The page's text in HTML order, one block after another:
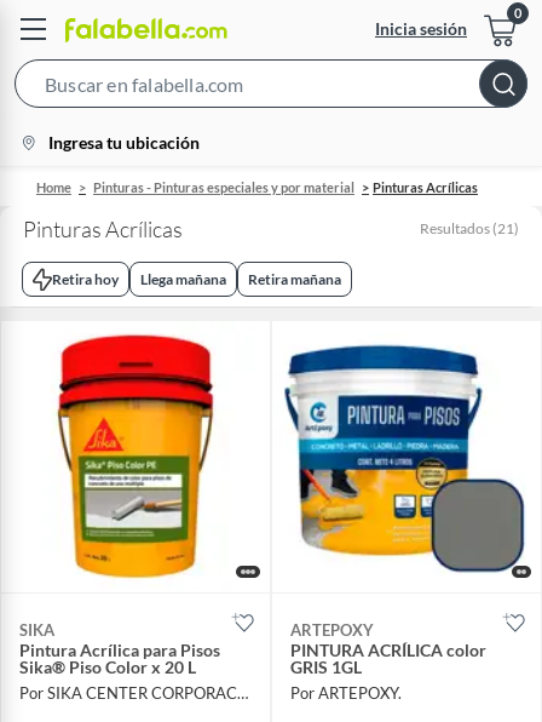
Inicia sesión
Bar
location-
icon
Ingresa tu ubicación
Home Pinturas - Pinturas especiales y por material Pinturas Acrílicas
Pinturas Acrílicas Resultados (21)
Retira hoy Llega mañana Retira mañana
SIKA
Pintura Acrílica para Pisos
Sika® Piso Color x 20 L
Por SIKA CENTER CORPORACIÓN LAU
ARTEPOXY
PINTURA ACRÍLICA color
GRIS 1GL
Por ARTEPOXY.